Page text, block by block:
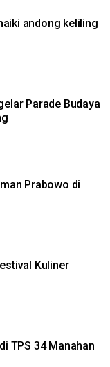
Parade Budaya
Prabowo di
Kuliner
TPS 34 Manahan